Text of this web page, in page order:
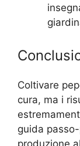
Coltivare
cura, ma i
guida
produzione